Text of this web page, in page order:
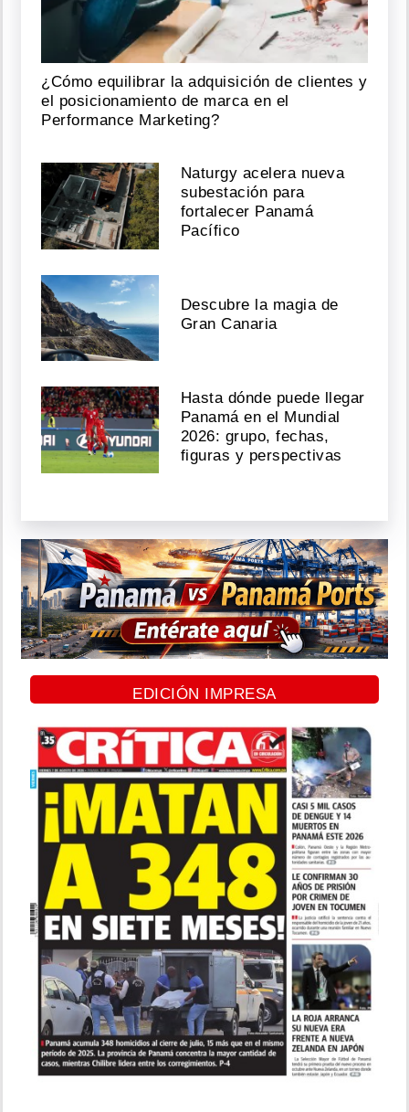
¿Cómo equilibrar la adquisición de clientes y
el posicionamiento de marca en el
Performance Marketing?
Naturgy acelera nueva
subestación para
fortalecer Panamá
Pacífico
Descubre la magia de
Gran Canaria
Hasta dónde puede llegar
Panamá en el Mundial
2026: grupo, fechas,
figuras y perspectivas
EDICIÓN IMPRESA